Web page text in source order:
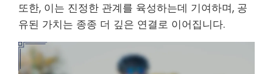
또한, 이는 진정한 관계를 육성하는데 기여하며, 공
유된 가치는 종종 더 깊은 연결로 이어집니다.